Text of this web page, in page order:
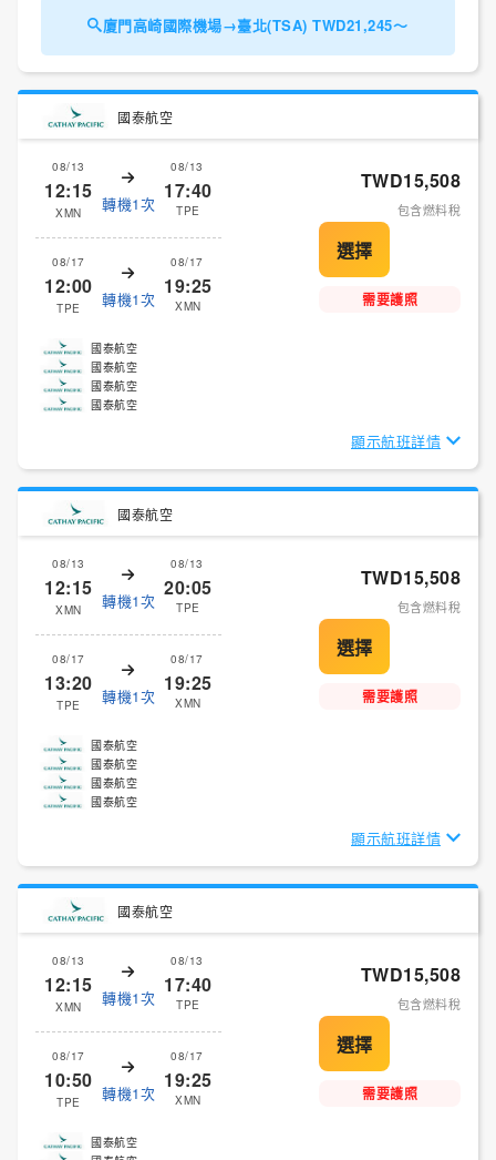
廈門高崎國際機場→臺北(TSA) TWD21,245～
國泰航空
08/13
12:15
XMN 轉機1次
08/13
17:40
TPE
08/17
12:00
TPE 轉機1次
08/17
19:25
XMN
TWD15,508
包含燃料稅
需要護照
國泰航空
國泰航空
國泰航空
國泰航空
顯示航班詳情
國泰航空
08/13
12:15
XMN 轉機1次
08/13
20:05
TPE
08/17
13:20
TPE 轉機1次
08/17
19:25
XMN
TWD15,508
包含燃料稅
需要護照
國泰航空
國泰航空
國泰航空
國泰航空
顯示航班詳情
國泰航空
08/13
12:15
XMN 轉機1次
08/13
17:40
TPE
08/17
10:50
TPE 轉機1次
08/17
19:25
XMN
TWD15,508
包含燃料稅
需要護照
國泰航空